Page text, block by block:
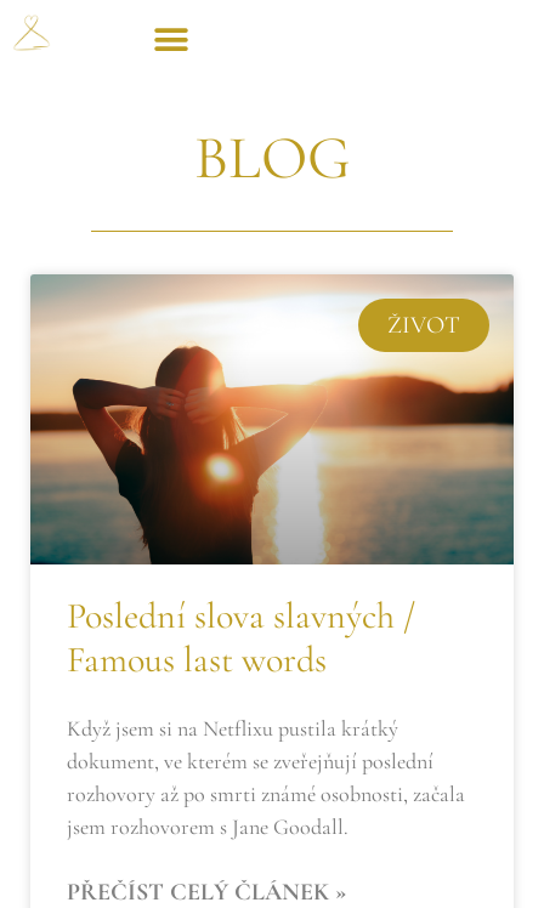
BLOG
ŽIVOT
Poslední slova slavných /
Famous last words
Když jsem si na Netflixu pustila krátký
dokument, ve kterém se zveřejňují poslední
rozhovory až po smrti známé osobnosti, začala
jsem rozhovorem s Jane Goodall.
PŘEČÍST CELÝ ČLÁNEK »